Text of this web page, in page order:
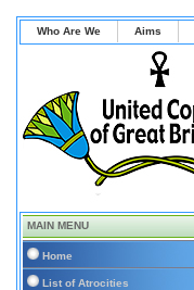
Who Are We Aims
MAIN MENU
Home
List of Atrocities